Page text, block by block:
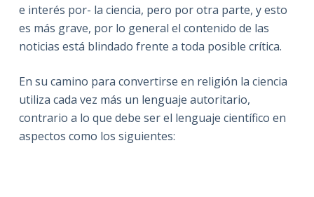
e interés por- la ciencia, pero por otra parte, y esto
es más grave, por lo general el contenido de las
noticias está blindado frente a toda posible crítica.
En su camino para convertirse en religión la ciencia
utiliza cada vez más un lenguaje autoritario,
contrario a lo que debe ser el lenguaje científico en
aspectos como los siguientes: